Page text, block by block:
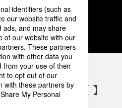
5 6 7
設備 SNSアカウント